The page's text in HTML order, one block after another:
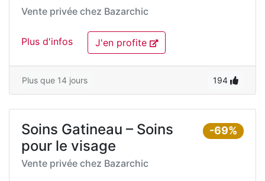
Vente privée chez Bazarchic
Plus d'infos J'en profite
Plus que 14 jours 194
-69%
Soins Gatineau – Soins
pour le visage
Vente privée chez Bazarchic